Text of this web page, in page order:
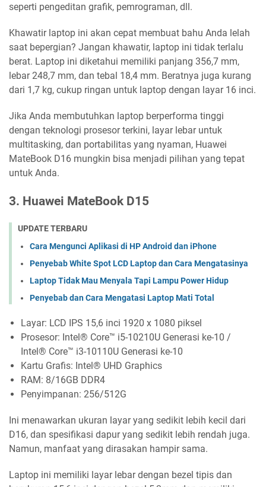
seperti pengeditan grafik, pemrograman, dll.
Khawatir laptop ini akan cepat membuat bahu Anda lelah
saat bepergian? Jangan khawatir, laptop ini tidak terlalu
berat. Laptop ini diketahui memiliki panjang 356,7 mm,
lebar 248,7 mm, dan tebal 18,4 mm. Beratnya juga kurang
dari 1,7 kg, cukup ringan untuk laptop dengan layar 16 inci.
Jika Anda membutuhkan laptop berperforma tinggi
dengan teknologi prosesor terkini, layar lebar untuk
multitasking, dan portabilitas yang nyaman, Huawei
MateBook D16 mungkin bisa menjadi pilihan yang tepat
untuk Anda.
3. Huawei MateBook D15
UPDATE TERBARU
Cara Mengunci Aplikasi di HP Android dan iPhone
Penyebab White Spot LCD Laptop dan Cara Mengatasinya
Laptop Tidak Mau Menyala Tapi Lampu Power Hidup
Penyebab dan Cara Mengatasi Laptop Mati Total
Layar: LCD IPS 15,6 inci 1920 x 1080 piksel
Prosesor: Intel® Core™ i5-10210U Generasi ke-10 /
Intel® Core™ i3-10110U Generasi ke-10
Kartu Grafis: Intel® UHD Graphics
RAM: 8/16GB DDR4
Penyimpanan: 256/512G
Ini menawarkan ukuran layar yang sedikit lebih kecil dari
D16, dan spesifikasi dapur yang sedikit lebih rendah juga.
Namun, manfaat yang dirasakan hampir sama.
Laptop ini memiliki layar lebar dengan bezel tipis dan